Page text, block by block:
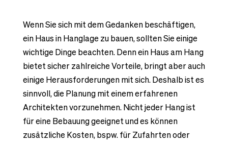
Wenn Sie sich mit dem Gedanken beschäftigen,
ein Haus in Hanglage zu bauen, sollten Sie einige
wichtige Dinge beachten. Denn ein Haus am Hang
bietet sicher zahlreiche Vorteile, bringt aber auch
einige Herausforderungen mit sich. Deshalb ist es
sinnvoll, die Planung mit einem erfahrenen
Architekten vorzunehmen. Nicht jeder Hang ist
für eine Bebauung geeignet und es können
zusätzliche Kosten, bspw. für Zufahrten oder